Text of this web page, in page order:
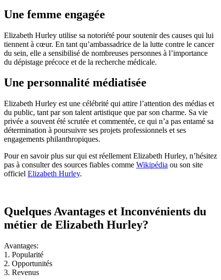
Une femme engagée
Elizabeth Hurley utilise sa notoriété pour soutenir des causes qui lui
tiennent à cœur. En tant qu’ambassadrice de la lutte contre le cancer
du sein, elle a sensibilisé de nombreuses personnes à l’importance
du dépistage précoce et de la recherche médicale.
Une personnalité médiatisée
Elizabeth Hurley est une célébrité qui attire l’attention des médias et
du public, tant par son talent artistique que par son charme. Sa vie
privée a souvent été scrutée et commentée, ce qui n’a pas entamé sa
détermination à poursuivre ses projets professionnels et ses
engagements philanthropiques.
Pour en savoir plus sur qui est réellement Elizabeth Hurley, n’hésitez
pas à consulter des sources fiables comme Wikipédia ou son site
officiel Elizabeth Hurley.
Quelques Avantages et Inconvénients du
métier de Elizabeth Hurley?
Avantages:
1. Popularité
2. Opportunités
3. Revenus